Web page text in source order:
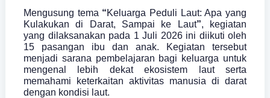
Mengusung tema “Keluarga Peduli Laut: Apa yang
Kulakukan di Darat, Sampai ke Laut”, kegiatan
yang dilaksanakan pada 1 Juli 2026 ini diikuti oleh
15 pasangan ibu dan anak. Kegiatan tersebut
menjadi sarana pembelajaran bagi keluarga untuk
mengenal lebih dekat ekosistem laut serta
memahami keterkaitan aktivitas manusia di darat
dengan kondisi laut.